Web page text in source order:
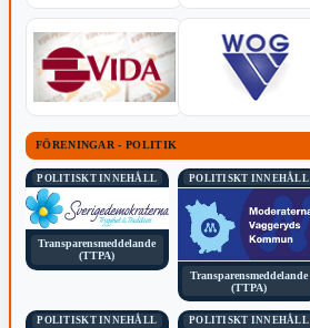
FÖRENINGAR - POLITIK
POLITISKT INNEHÅLL
Transparensmeddelande
(TTPA)
POLITISKT INNEHÅLL
Transparensmeddelande
(TTPA)
POLITISKT INNEHÅLL POLITISKT INNEHÅLL